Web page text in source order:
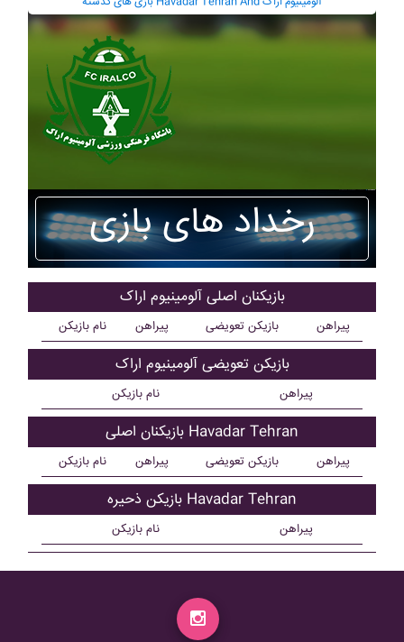
رخداد های بازی
بازیکنان اصلی آلومينيوم اراک
نام بازیکن پیراهن بازیکن تعویضی پیراهن
بازیکن تعویضی آلومينيوم اراک
نام بازیکن پیراهن
بازیکنان اصلی Havadar Tehran
نام بازیکن پیراهن بازیکن تعویضی پیراهن
بازیکن ذحیره Havadar Tehran
نام بازیکن پیراهن